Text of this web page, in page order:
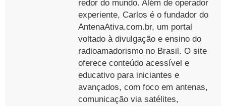
redor do mundo. Além de operador
experiente, Carlos é o fundador do
AntenaAtiva.com.br, um portal
voltado à divulgação e ensino do
radioamadorismo no Brasil. O site
oferece conteúdo acessível e
educativo para iniciantes e
avançados, com foco em antenas,
comunicação via satélites,